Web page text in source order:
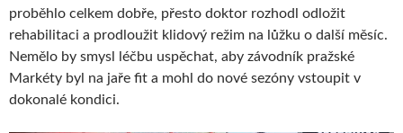
proběhlo celkem dobře, přesto doktor rozhodl odložit
rehabilitaci a prodloužit klidový režim na lůžku o další měsíc.
Nemělo by smysl léčbu uspěchat, aby závodník pražské
Markéty byl na jaře fit a mohl do nové sezóny vstoupit v
dokonalé kondici.